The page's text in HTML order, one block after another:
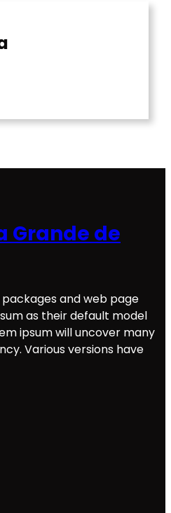
Grande de
and web page
as their default model
ipsum will uncover many
Various versions have